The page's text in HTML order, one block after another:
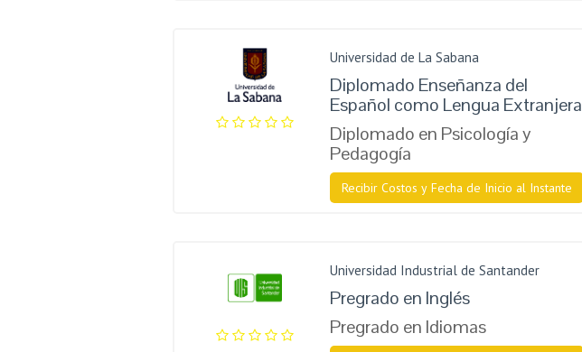
Universidad de La Sabana
Diplomado Enseñanza del
Español como Lengua Extranjera
Diplomado en Psicología y
Pedagogía
Recibir Costos y Fecha de Inicio al Instante
Universidad Industrial de Santander
Pregrado en Inglés
Pregrado en Idiomas